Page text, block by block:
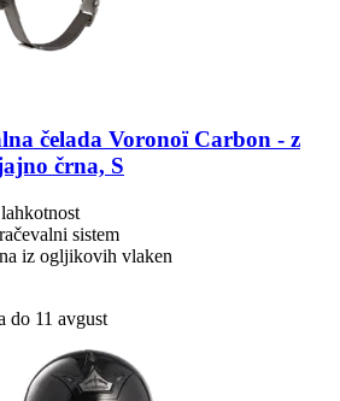
čelada Voronoï Carbon -​ z
črna, S
sistem
iz ogljikovih vlaken
do 11 avgust